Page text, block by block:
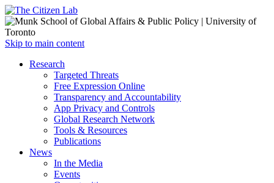
Open
menu
Skip to main content
Close
Research
Targeted Threats
Free Expression Online
Transparency and Accountability
App Privacy and Controls
Global Research Network
Tools & Resources
Publications
News
In the Media
Events